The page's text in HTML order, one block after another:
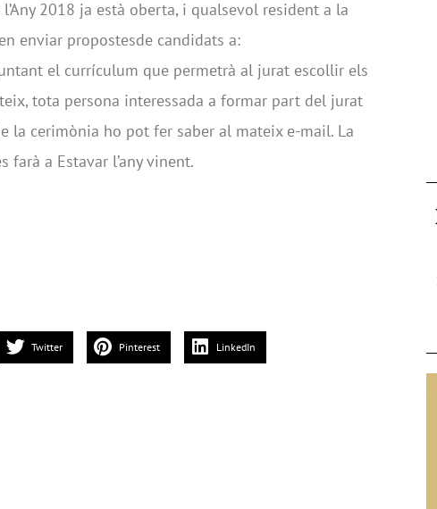
2018 ja està oberta, i qualsevol resident a la
enviar propostesde candidats a:
el currículum que permetrà al jurat escollir els
tota persona interessada a formar part del jurat
la cerimònia ho pot fer saber al mateix e-mail. La
a Estavar l’any vinent.
Twitter Pinterest LinkedIn